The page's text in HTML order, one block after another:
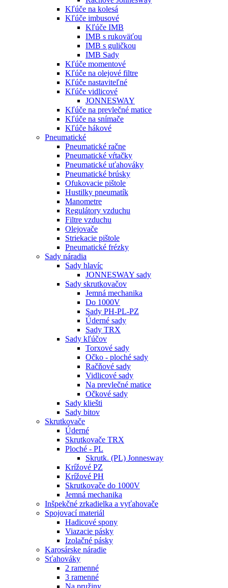
Kľúče na kolesá
Kľúče imbusové
Kľúče IMB
IMB s rukoväťou
IMB s guličkou
IMB Sady
Kľúče momentové
Kľúče na olejové filtre
Kľúče nastaviteľné
Kľúče vidlicové
JONNESWAY
Kľúče na prevlečné matice
Kľúče na snímače
Kľúče hákové
Pneumatické
Pneumatické račne
Pneumatické vŕtačky
Pneumatické uťahováky
Pneumatické brúsky
Ofukovacie pištole
Hustilky pneumatík
Manometre
Regulátory vzduchu
Filtre vzduchu
Olejovače
Striekacie pištole
Pneumatické frézky
Sady náradia
Sady hlavíc
JONNESWAY sady
Sady skrutkovačov
Jemná mechanika
Do 1000V
Sady PH-PL-PZ
Úderné sady
Sady TRX
Sady kľúčov
Torxové sady
Očko - ploché sady
Račňové sady
Vidlicové sady
Na prevlečné matice
Očkové sady
Sady kliešti
Sady bitov
Skrutkovače
Úderné
Skrutkovače TRX
Ploché - PL
Skrutk. (PL) Jonnesway
Krížové PZ
Krížové PH
Skrutkovače do 1000V
Jemná mechanika
Inšpekčné zrkadielka a vyťahovače
Spojovací materiál
Hadicové spony
Viazacie pásky
Izolačné pásky
Karosárske náradie
Sťahováky
2 ramenné
3 ramenné